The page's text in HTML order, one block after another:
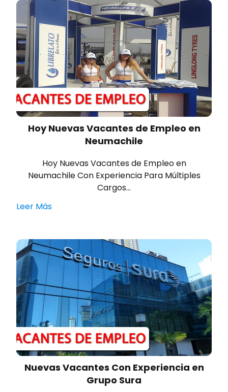
Hoy Nuevas Vacantes de Empleo en
Neumachile
Hoy Nuevas Vacantes de Empleo en
Neumachile Con Experiencia Para Múltiples
Cargos…
Leer Más
Nuevas Vacantes Con Experiencia en
Grupo Sura